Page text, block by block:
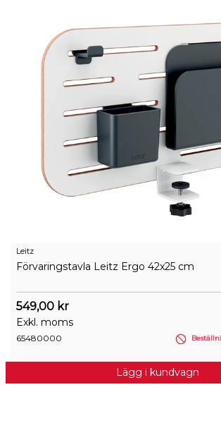
Leitz
Förvaringstavla Leitz Ergo 42x25 cm
549,00 kr
Exkl. moms
65480000
Lägg i kundvagn